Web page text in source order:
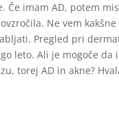
Če imam AD, potem
Ne vem
Pregled pri
leto. Ali je mogoče da
torej AD in akne?